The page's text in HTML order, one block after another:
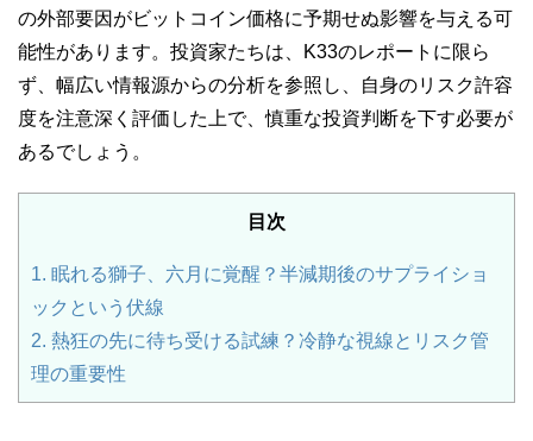
の外部要因がビットコイン価格に予期せぬ影響を与える可
能性があります。投資家たちは、K33のレポートに限ら
ず、幅広い情報源からの分析を参照し、自身のリスク許容
度を注意深く評価した上で、慎重な投資判断を下す必要が
あるでしょう。
目次
1. 眠れる獅子、六月に覚醒？半減期後のサプライショ
ックという伏線
2. 熱狂の先に待ち受ける試練？冷静な視線とリスク管
理の重要性